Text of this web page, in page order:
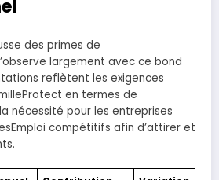
des primes de
largement avec ce bond
reflètent les exigences
en termes de
nécessité pour les entreprises
compétitifs afin d’attirer et